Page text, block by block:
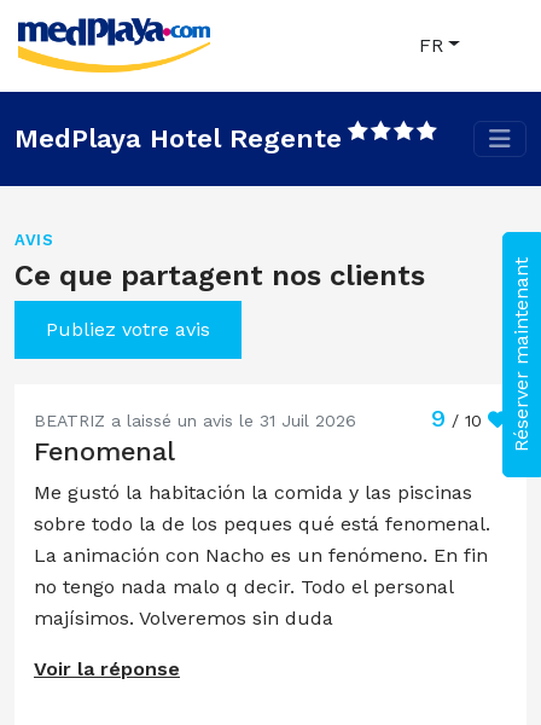
Réserver maintenant
FR
MedPlaya Hotel Regente
AVIS
Ce que partagent nos clients
Publiez votre avis
BEATRIZ a laissé un avis le 31 Juil 2026 9 / 10
Fenomenal
Me gustó la habitación la comida y las piscinas
sobre todo la de los peques qué está fenomenal.
La animación con Nacho es un fenómeno. En fin
no tengo nada malo q decir. Todo el personal
majísimos. Volveremos sin duda
Voir la réponse